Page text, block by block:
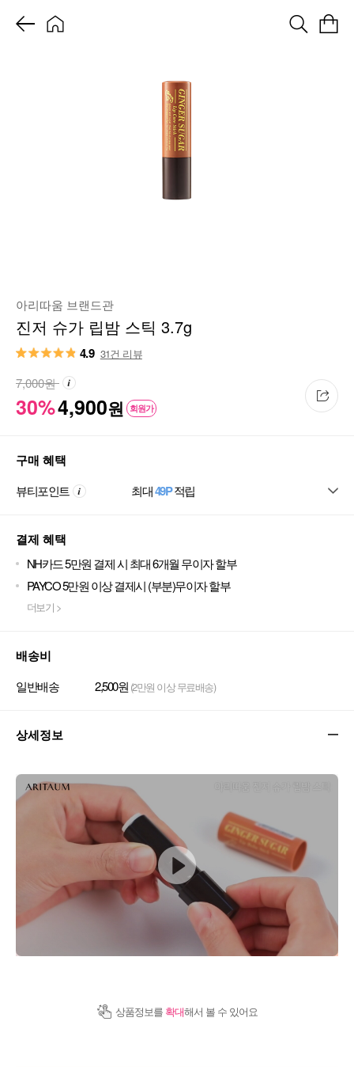
아리따움 브랜드관
진저 슈가 립밤 스틱 3.7g
4.9 31건 리뷰
30%4,900원 회원가
7,000원
구매 혜택
뷰티포인트 최대49P적립
결제 혜택
NH카드 5만원 결제 시 최대 6개월 무이자 할부
PAYCO 5만원 이상 결제시 (부분)무이자 할부
더보기 >
배송비
일반배송 2,500원 (2만원 이상 무료배송)
상세정보
상품정보를 확대해서 볼 수 있어요